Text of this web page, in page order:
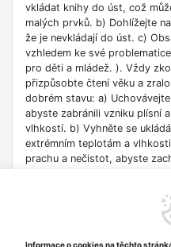
vkládat knihy do úst, což
malých prvků. b) Dohlížejte
že je nevkládají do úst. c)
vzhledem ke své
pro děti a mládež. ). Vždy
přizpůsobte čtení věku a
dobrém stavu: a)
abyste zabránili vzniku plísní
vlhkostí. b) Vyhněte se
extrémním teplotám a
prachu a nečistot, abyste
vzdělávací nebo profesní
vydání, protože znalosti v
Informace o cookies na těchto